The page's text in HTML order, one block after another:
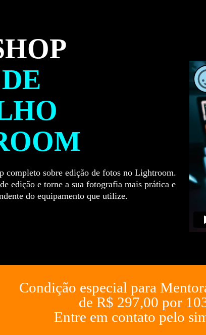
completo sobre edição de fotos no Lightroom.
edição e torne a sua fotografia mais prática e
do equipamento que utilize.
Condição especial para
de R$ 297,00 por
Entre em contato pelo